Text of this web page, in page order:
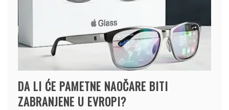
DA LI ĆE PAMETNE NAOČARE BITI
ZABRANJENE U EVROPI?